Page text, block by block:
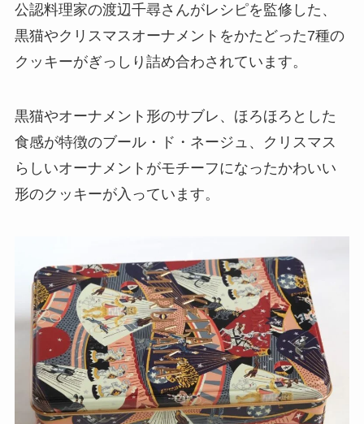
公認料理家の渡辺千尋さんがレシピを監修した、
黒猫やクリスマスオーナメントをかたどった7種の
クッキーがぎっしり詰め合わされています。
黒猫やオーナメント形のサブレ、ほろほろとした
食感が特徴のブール・ド・ネージュ、クリスマス
らしいオーナメントがモチーフになったかわいい
形のクッキーが入っています。